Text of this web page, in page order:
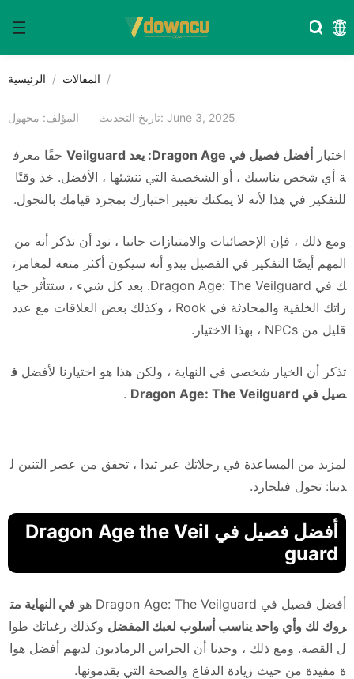
الرئيسية المقالات
المؤلف: مجهول تاريخ التحديث: June 3, 2025
اختيار أفضل فصيل في Dragon Age: يعد Veilguard
حقًا معرف
ة أي شخص يناسبك ، أو الشخصية التي تنشئها ، الأفضل. خذ وقتًا
للتفكير في هذا لأنه لا يمكنك تغيير اختيارك بمجرد قيامك بالتجول.
ومع ذلك ، فإن الإحصائيات والامتيازات جانبا ، نود أن نذكر أنه من
المهم أيضًا التفكير في الفصيل يبدو أنه سيكون أكثر متعة لمغامرت
ك في Dragon Age: The Veilguard. بعد كل شيء ، ستتأثر خيا
راتك الخلفية والمحادثة في Rook ، وكذلك بعض العلاقات مع عدد
قليل من NPCs ، بهذا الاختيار.
تذكر أن الخيار شخصي في النهاية ، ولكن هذا هو اختيارنا لأفضل ف
صيل في Dragon Age: The Veilguard
.
لمزيد من المساعدة في رحلاتك عبر ثيدا ، تحقق من عصر التنين ل
دينا: تجول فيلجارد.
أفضل فصيل في Dragon Age the Veil
guard
أفضل فصيل في Dragon Age: The Veilguard هو
في النهاية مت
روك لك وأي واحد يناسب أسلوب لعبك المفضل وكذلك رغباتك طوا
ل القصة. ومع ذلك ، وجدنا أن الحراس الرماديون لديهم أفضل هوا
ة مفيدة من حيث زيادة الدفاع والصحة التي يقدمونها.